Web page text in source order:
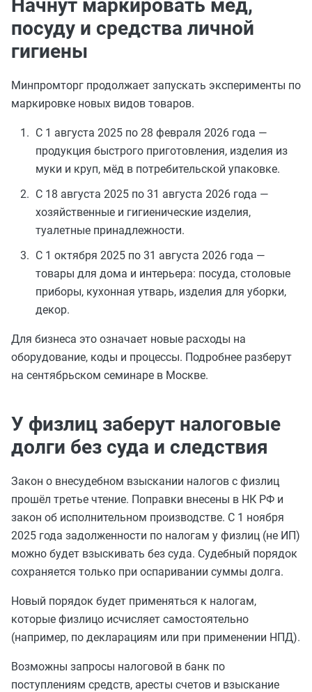
Начнут маркировать мёд,
посуду и средства личной
гигиены
Минпромторг продолжает запускать эксперименты по
маркировке новых видов товаров.
С 1 августа 2025 по 28 февраля 2026 года —
продукция быстрого приготовления, изделия из
муки и круп, мёд в потребительской упаковке.
С 18 августа 2025 по 31 августа 2026 года —
хозяйственные и гигиенические изделия,
туалетные принадлежности.
С 1 октября 2025 по 31 августа 2026 года —
товары для дома и интерьера: посуда, столовые
приборы, кухонная утварь, изделия для уборки,
декор.
Для бизнеса это означает новые расходы на
оборудование, коды и процессы. Подробнее разберут
на сентябрьском семинаре в Москве.
У физлиц заберут налоговые
долги без суда и следствия
Закон о внесудебном взыскании налогов с физлиц
прошёл третье чтение. Поправки внесены в НК РФ и
закон об исполнительном производстве. С 1 ноября
2025 года задолженности по налогам у физлиц (не ИП)
можно будет взыскивать без суда. Судебный порядок
сохраняется только при оспаривании суммы долга.
Новый порядок будет применяться к налогам,
которые физлицо исчисляет самостоятельно
(например, по декларациям или при применении НПД).
Возможны запросы налоговой в банк по
поступлениям средств, аресты счетов и взыскание